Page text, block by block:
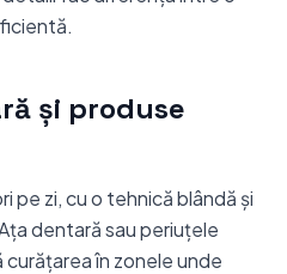
și produse
pe zi, cu o tehnică blândă și
dentară sau periuțele
în zonele unde